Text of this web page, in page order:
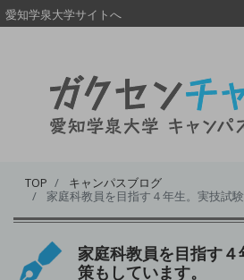
愛知学泉大学サイトへ
TOP
キャンパスブログ
家庭科教員を目指す４年生。実技試
家庭科教員を目指す
策もしています。